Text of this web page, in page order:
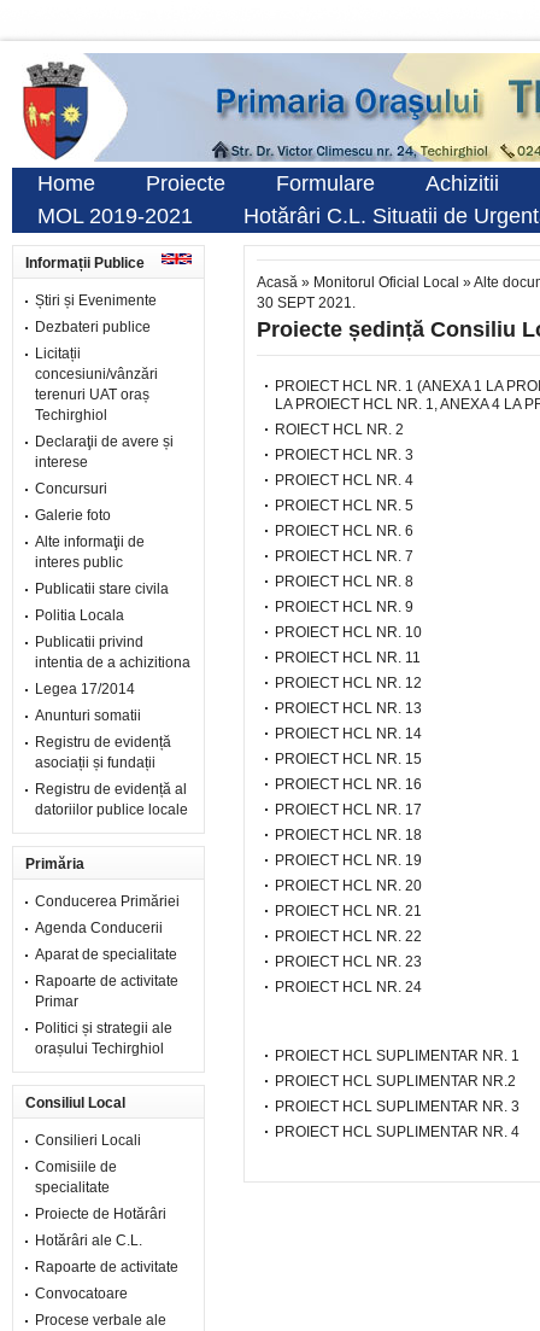
Home Proiecte Formulare
Achizitii
MOL 2019-2021
Hotărâri C.L. Situatii de
Informații Publice
Știri și Evenimente
Dezbateri publice
Licitații
concesiuni/vânzări
terenuri UAT oraș
Techirghiol
Declaraţii de avere și
interese
Concursuri
Galerie foto
Alte informaţii de
interes public
Publicatii stare civila
Politia Locala
Publicatii privind
intentia de a achizitiona
Legea 17/2014
Anunturi somatii
Registru de evidență
asociații și fundații
Registru de evidență al
datoriilor publice locale
Primăria
Conducerea Primăriei
Agenda Conducerii
Aparat de specialitate
Rapoarte de activitate
Primar
Politici și strategii ale
orașului Techirghiol
Consiliul Local
Consilieri Locali
Comisiile de
specialitate
Proiecte de Hotărâri
Hotărâri ale C.L.
Rapoarte de activitate
Convocatoare
Procese verbale ale
Acasă » Monitorul Oficial Local »Alte
30 SEPT 2021.
Proiecte ședință Consiliu
PROIECT HCL NR. 1 (ANEXA 1 LA
LA PROIECT HCL NR. 1,ANEXA 4 LA
ROIECT HCL NR. 2
PROIECT HCL NR. 3
PROIECT HCL NR. 4
PROIECT HCL NR. 5
PROIECT HCL NR. 6
PROIECT HCL NR. 7
PROIECT HCL NR. 8
PROIECT HCL NR. 9
PROIECT HCL NR. 10
PROIECT HCL NR. 11
PROIECT HCL NR. 12
PROIECT HCL NR. 13
PROIECT HCL NR. 14
PROIECT HCL NR. 15
PROIECT HCL NR. 16
PROIECT HCL NR. 17
PROIECT HCL NR. 18
PROIECT HCL NR. 19
PROIECT HCL NR. 20
PROIECT HCL NR. 21
PROIECT HCL NR. 22
PROIECT HCL NR. 23
PROIECT HCL NR. 24
PROIECT HCL SUPLIMENTAR NR. 1
PROIECT HCL SUPLIMENTAR NR.2
PROIECT HCL SUPLIMENTAR NR. 3
PROIECT HCL SUPLIMENTAR NR. 4